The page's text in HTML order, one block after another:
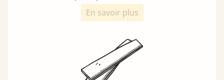
En savoir plus